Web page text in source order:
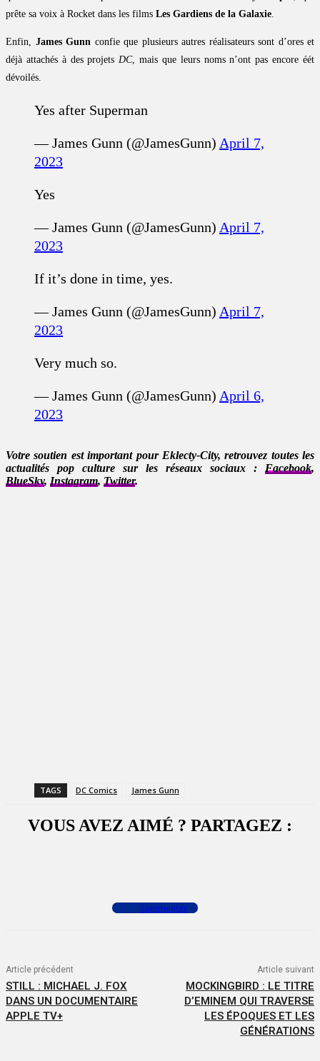
prête sa voix à Rocket dans les films Les Gardiens de la Galaxie.
Enfin, James Gunn confie que plusieurs autres réalisateurs sont d’ores et
déjà attachés à des projetsDC, mais que leurs noms n’ont pas encore éét
dévoilés.
Yes after Superman
— James Gunn (@JamesGunn) April 7,
2023
Yes
— James Gunn (@JamesGunn) April 7,
2023
If it’s done in time, yes.
— James Gunn (@JamesGunn) April 7,
2023
Very much so.
— James Gunn (@JamesGunn) April 6,
2023
Votre soutien est important pour Eklecty-City, retrouvez toutes les
actualités pop culture sur les réseaux sociaux : Facebook,
BlueSky, Instagram, Twitter.
TAGS DC Comics James Gunn
VOUS AVEZ AIMÉ ? PARTAGEZ :
Commenter
Article précédent
STILL : MICHAEL J. FOX
DANS UN DOCUMENTAIRE
APPLE TV+
Article suivant
MOCKINGBIRD : LE TITRE
D’EMINEM QUI TRAVERSE
LES ÉPOQUES ET LES
GÉNÉRATIONS